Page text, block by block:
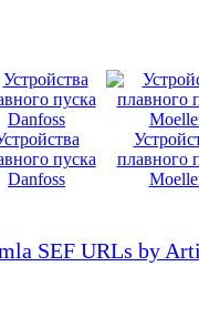
пуска
Danfoss
плавного
SEF URLs by